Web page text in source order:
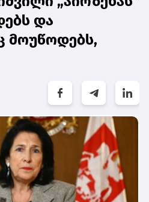
და
მოუწოდებს,